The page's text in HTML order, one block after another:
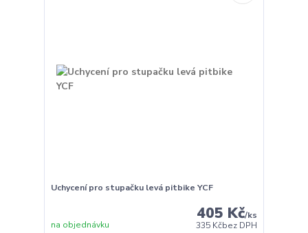
Uchycení pro stupačku levá pitbike YCF
405 Kč/ks
335 Kčbez DPH
na objednávku